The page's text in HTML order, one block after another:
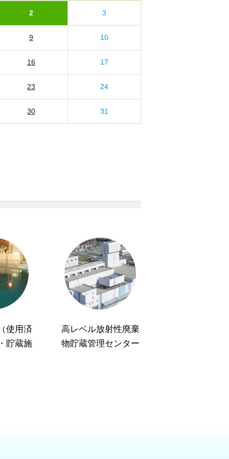
2 3
9 10
16 17
23 24
30 31
使用済
貯蔵施
高レベル放射性廃棄
物貯蔵管理センター